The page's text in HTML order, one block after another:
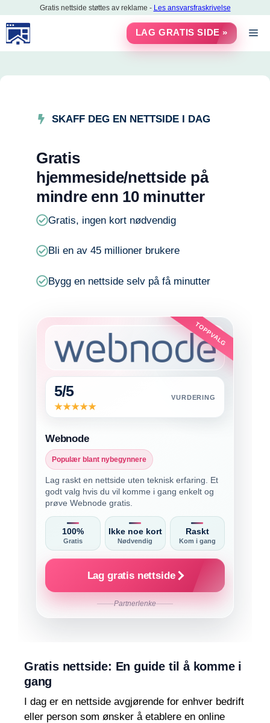
til
innholdet
Gratis nettside støttes av reklame - Les ansvarsfraskrivelse
LAG GRATIS SIDE »
SKAFF DEG EN NETTSIDE I DAG
Gratis
hjemmeside/nettside på
mindre enn 10 minutter
Gratis, ingen kort nødvendig
Bli en av 45 millioner brukere
Bygg en nettside selv på få minutter
TOPPVALG
5/5 VURDERING
Webnode
Populær blant nybegynnere
Lag raskt en nettside uten teknisk erfaring. Et
godt valg hvis du vil komme i gang enkelt og
prøve Webnode gratis.
100%
Gratis
Ikke noe kort
Nødvendig
Raskt
Kom i gang
Lag gratis nettside
Partnerlenke
Gratis nettside: En guide til å komme i
gang
I dag er en nettside avgjørende for enhver bedrift
eller person som ønsker å etablere en online